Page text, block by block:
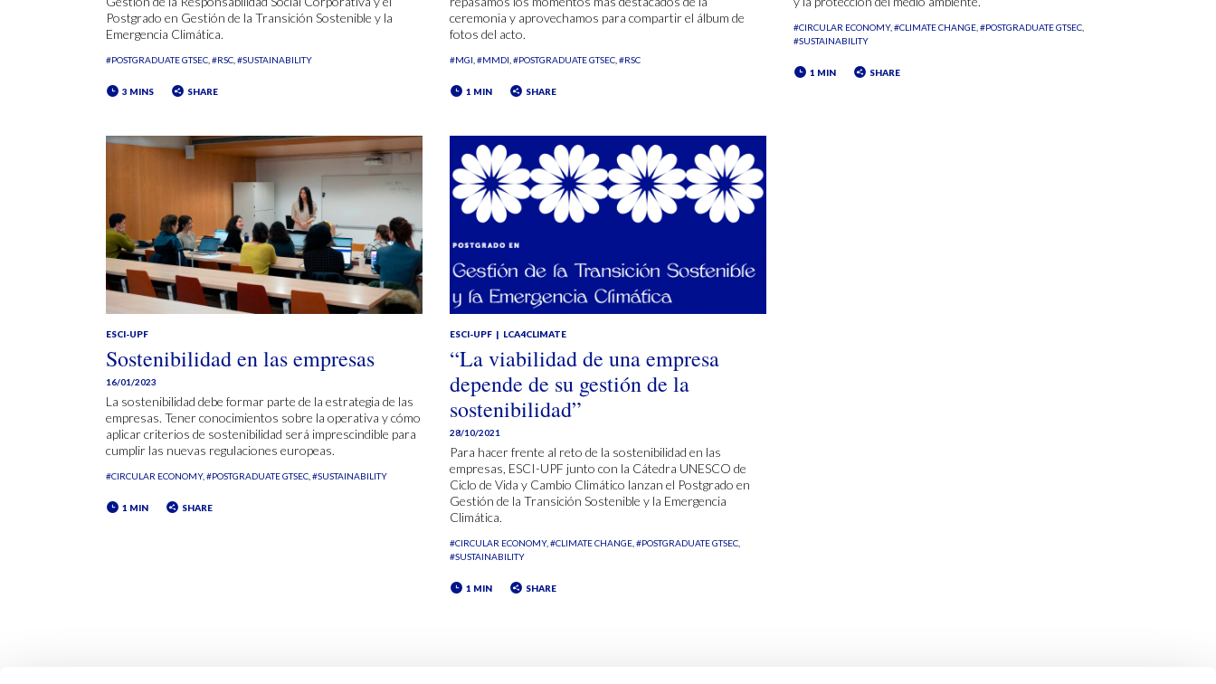
Postgrado en Gestión de la Transición Sostenible y la
Emergencia Climática.
#POSTGRADUATE GTSEC #RSC #SUSTAINABILITY
3 MINS SHARE
ceremonia y aprovechamos para compartir el álbum de
fotos del acto.
#MGI #MMDI #POSTGRADUATE GTSEC #RSC
1 MIN SHARE
#CIRCULAR ECONOMY #CLIMATE CHANGE #POSTGRADUATE GTSEC
#SUSTAINABILITY
1 MIN SHARE
ESCI-UPF
Sostenibilidad en las empresas
16/01/2023
La sostenibilidad debe formar parte de la estrategia de las
empresas. Tener conocimientos sobre la operativa y cómo
aplicar criterios de sostenibilidad será imprescindible para
cumplir las nuevas regulaciones europeas.
#CIRCULAR ECONOMY #POSTGRADUATE GTSEC #SUSTAINABILITY
1 MIN SHARE
ESCI-UPF LCA4CLIMATE
“La viabilidad de una empresa
depende de su gestión de la
sostenibilidad”
28/10/2021
Para hacer frente al reto de la sostenibilidad en las
empresas, ESCI-UPF junto con la Cátedra UNESCO de
Ciclo de Vida y Cambio Climático lanzan el Postgrado en
Gestión de la Transición Sostenible y la Emergencia
Climática.
#CIRCULAR ECONOMY #CLIMATE CHANGE #POSTGRADUATE GTSEC
#SUSTAINABILITY
1 MIN SHARE